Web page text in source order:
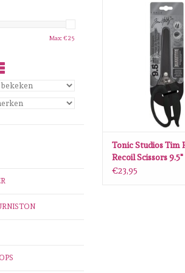
Max: €25
Tonic Studios Tim
Scissors 9.5"
TOEVOEGEN AAN
Tonic Studios Tim
Recoil Scissors 9.5"
€23,95